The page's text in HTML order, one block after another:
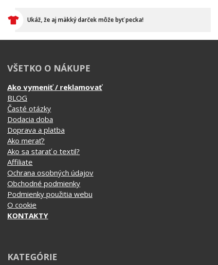
VŠETKO O NÁKUPE
BLOG
Dodacia doba
Doprava a platba
Ako merať?
Ako sa starať o textil?
Affiliate
Ochrana osobných údajov
Obchodné podmienky
Podmienky použitia webu
O cookie
KONTAKTY
Všetky motívy